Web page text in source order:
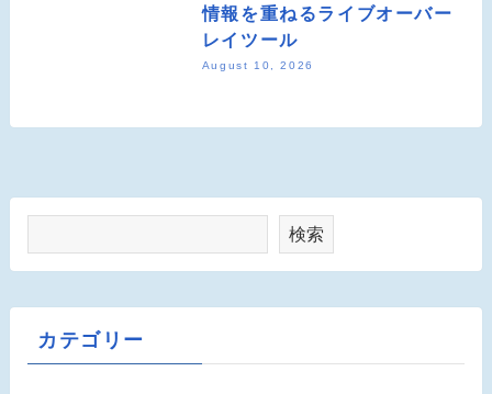
情報を重ねるライブオーバー
レイツール
August 10, 2026
検索
カテゴリー